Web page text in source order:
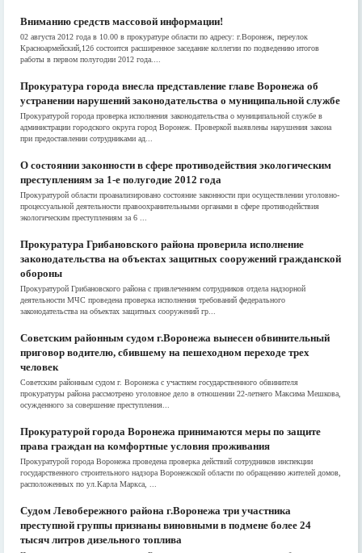
Вниманию средств массовой информации!
02 августа 2012 года в 10.00 в прокуратуре области по адресу: г.Воронеж, переулок
Красноармейский,12б состоится расширенное заседание коллегии по подведению итогов
работы в первом полугодии 2012 года....
Прокуратура города внесла представление главе Воронежа об
устранении нарушений законодательства о муниципальной службе
Прокуратурой города проверка исполнения законодательства о муниципальной службе в
администрации городского округа город Воронеж. Проверкой выявлены нарушения закона
при предоставлении сотрудниками ад...
О состоянии законности в сфере противодействия экологическим
преступлениям за 1-е полугодие 2012 года
Прокуратурой области проанализировано состояние законности при осуществлении уголовно-
процессуальной деятельности правоохранительными органами в сфере противодействия
экологическим преступлениям за 6 ...
Прокуратура Грибановского района проверила исполнение
законодательства на объектах защитных сооружений гражданской
обороны
Прокуратурой Грибановского района с привлечением сотрудников отдела надзорной
деятельности МЧС проведена проверка исполнения требований федерального
законодательства на объектах защитных сооружений гр...
Советским районным судом г.Воронежа вынесен обвинительный
приговор водителю, сбившему на пешеходном переходе трех
человек
Советским районным судом г. Воронежа с участием государственного обвинителя
прокуратуры района рассмотрено уголовное дело в отношении 22-летнего Максима Мешкова,
осужденного за совершение преступления...
Прокуратурой города Воронежа принимаются меры по защите
права граждан на комфортные условия проживания
Прокуратурой города Воронежа проведена проверка действий сотрудников инспекции
государственного строительного надзора Воронежской области по обращению жителей домов,
расположенных по ул.Карла Маркса, ...
Судом Левобережного района г.Воронежа три участника
преступной группы признаны виновными в подмене более 24
тысяч литров дизельного топлива